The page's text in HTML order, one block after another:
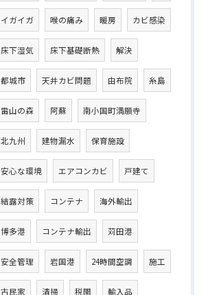
イガイガ 喉の痛み 暖房 カビ感染
床下湿気 床下基礎断熱 解決
都城市 天井カビ問題 由布院 糸島
雷山の森 阿蘇 南小国町満願寺
北九州 建物漏水 保育施設
安心な環境 エアコンカビ 戸建て
結露対策 コンテナ 海外輸出
博多港 コンテナ輸出 苅田港
安全管理 岩国港 24時間空調 施工
古民家 清掃 税関 輸入品